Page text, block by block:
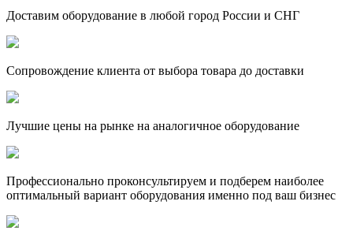
Доставим оборудование в любой город России и СНГ
Сопровождение клиента от выбора товара до доставки
Лучшие цены на рынке на аналогичное оборудование
Профессионально проконсультируем и подберем наиболее
оптимальный вариант оборудования именно под ваш бизнес